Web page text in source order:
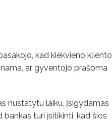
kad kiekvieno kliento,
ar gyventojo prašoma
nustatytu laiku. Įsigydamas
turi įsitikinti, kad šios